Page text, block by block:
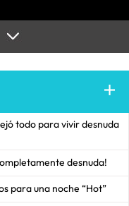
todo para vivir desnuda
desnuda!
para una noche “Hot”